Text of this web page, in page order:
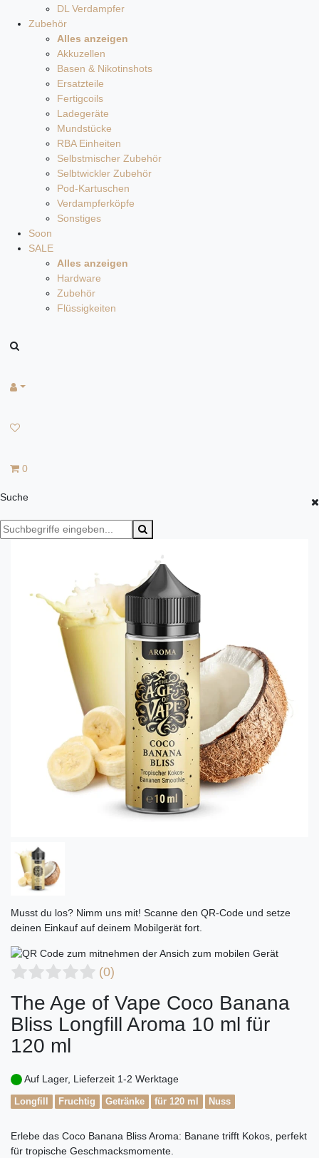
DL Verdampfer
Zubehör
Alles anzeigen
Akkuzellen
Basen & Nikotinshots
Ersatzteile
Fertigcoils
Ladegeräte
Mundstücke
RBA Einheiten
Selbstmischer Zubehör
Selbtwickler Zubehör
Pod-Kartuschen
Verdampferköpfe
Sonstiges
Soon
SALE
Alles anzeigen
Hardware
Zubehör
Flüssigkeiten
0
Suche
Musst du los? Nimm uns mit! Scanne den QR-Code und setze
deinen Einkauf auf deinem Mobilgerät fort.
(0)
The Age of Vape Coco Banana
Bliss Longfill Aroma 10 ml für
120 ml
Auf Lager, Lieferzeit 1-2 Werktage
Longfill Fruchtig Getränke für 120 ml Nuss
Erlebe das Coco Banana Bliss Aroma: Banane trifft Kokos, perfekt
für tropische Geschmacksmomente.